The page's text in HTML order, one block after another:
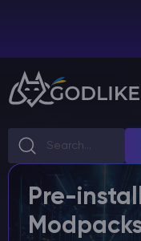
Billing Panel
Manage
Game Panel
Manage
VPS Panel
Manage VPS
Pre-